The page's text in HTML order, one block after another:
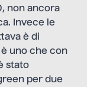
non ancora
Invece le
è di
uno che con
stato
per due